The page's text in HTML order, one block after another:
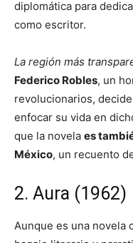
diplomática para
como escritor.
La región más
Federico Robles, un
revolucionarios,
enfocar su vida en
que la novela es
México, un recuento
2. Aura (1962)
Aunque es una novela